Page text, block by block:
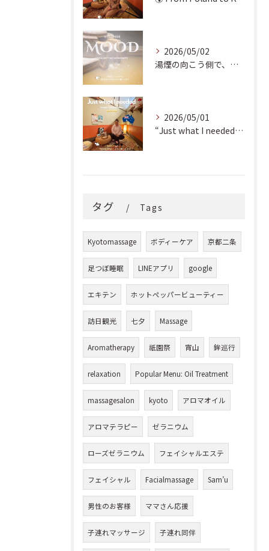
2026/05/02
湯煙の向こう側で、魂の輪郭を整える。
2026/05/01
“Just what I needed!” ✨
タグ Tags
Kyotomassage ボディーケア 京都二条
足つぼ睡眠 LINEアプリ google
エキテン ホットペッパービューティー
訪日観光 七夕 Massage
Aromatherapy 祇園祭 宵山 鉾巡行
relaxation Popular Menu: Oil Treatment
massagesalon kyoto アロマオイル
アロマテラピー ゼラニウム
ローズゼラニウム フェイシャルエステ
フェイシャル Facialmassage Sam’u
男性のお客様 ママさん応援
子連れマッサージ 子連れ同伴